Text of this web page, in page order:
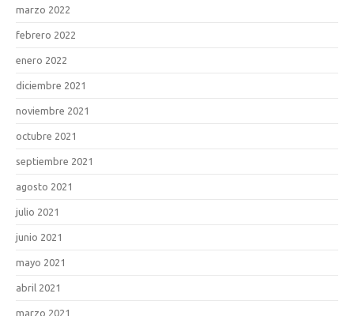
marzo 2022
febrero 2022
enero 2022
diciembre 2021
noviembre 2021
octubre 2021
septiembre 2021
agosto 2021
julio 2021
junio 2021
mayo 2021
abril 2021
marzo 2021